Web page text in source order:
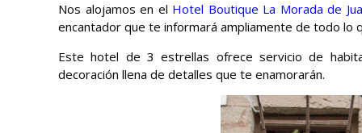
Nos alojamos en el Hotel Boutique La Morada de
encantador que te informará ampliamente de todo lo
Este hotel de 3 estrellas ofrece servicio de
decoración llena de detalles que te enamorarán.